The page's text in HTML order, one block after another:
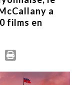
a
films en